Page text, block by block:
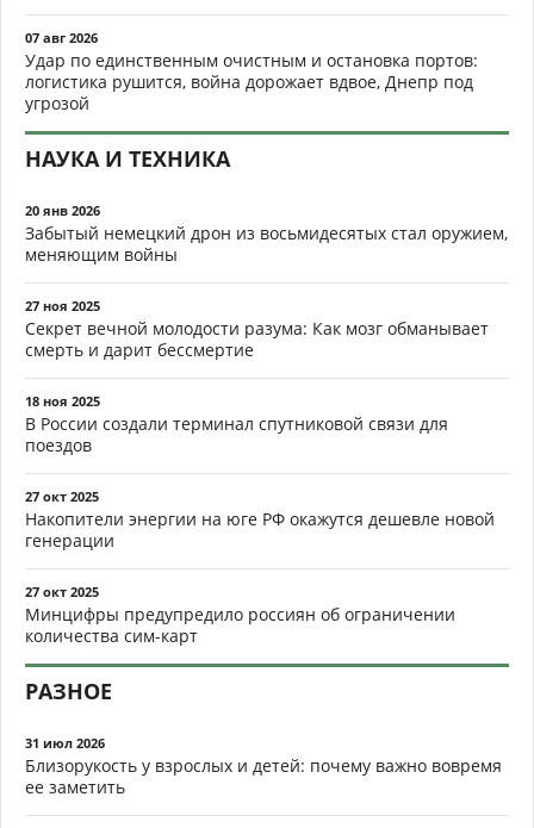
07 авг 2026
Удар по единственным очистным и остановка портов:
логистика рушится, война дорожает вдвое, Днепр под
угрозой
НАУКА И ТЕХНИКА
20 янв 2026
Забытый немецкий дрон из восьмидесятых стал оружием,
меняющим войны
27 ноя 2025
Секрет вечной молодости разума: Как мозг обманывает
смерть и дарит бессмертие
18 ноя 2025
В России создали терминал спутниковой связи для
поездов
27 окт 2025
Накопители энергии на юге РФ окажутся дешевле новой
генерации
27 окт 2025
Минцифры предупредило россиян об ограничении
количества сим-карт
РАЗНОЕ
31 июл 2026
Близорукость у взрослых и детей: почему важно вовремя
ее заметить